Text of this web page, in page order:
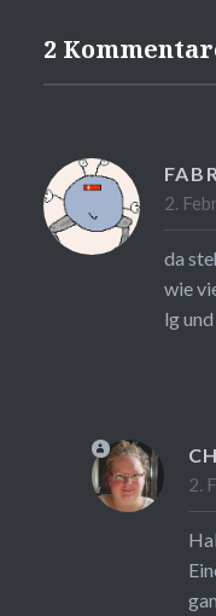
2
2.
da
wie
lg
2.